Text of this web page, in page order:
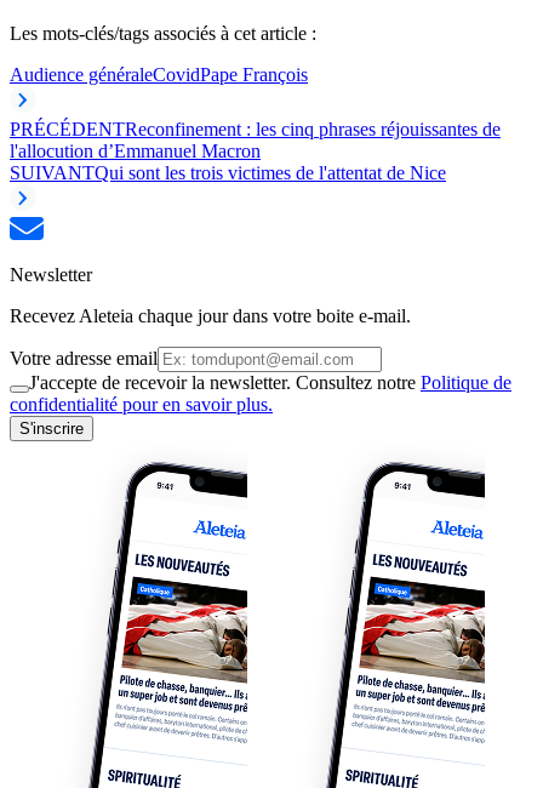
Les mots-clés/tags associés à cet article :
Audience généraleCovidPape François
PRÉCÉDENTReconfinement : les cinq phrases réjouissantes de
l'allocution d’Emmanuel Macron
SUIVANTQui sont les trois victimes de l'attentat de Nice
Newsletter
Recevez Aleteia chaque jour dans votre boite e-mail.
Votre adresse email
J'accepte de recevoir la newsletter. Consultez notre Politique de
confidentialité pour en savoir plus.
S'inscrire